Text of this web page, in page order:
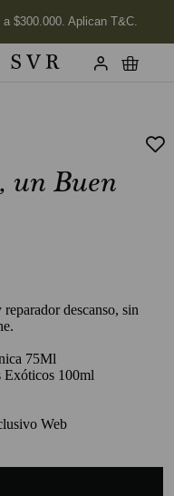
un Buen
descanso, sin
75Ml
Exóticos 100ml
Web